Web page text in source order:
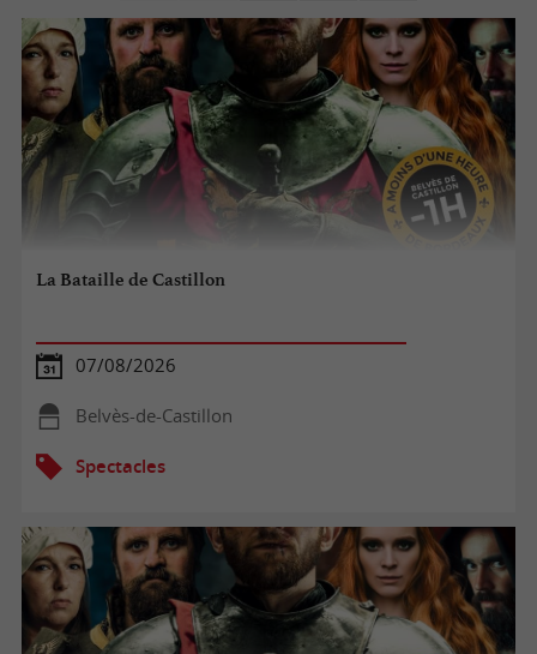
La Bataille de Castillon
07/08/2026
Belvès-de-Castillon
Spectacles